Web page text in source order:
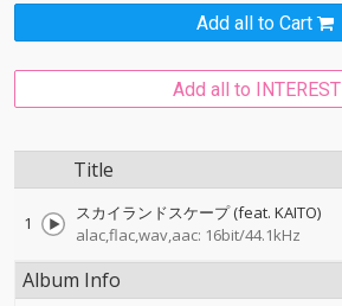
Add all to Cart
Add all to INTEREST
Title
1
スカイランドスケープ (feat. KAITO)
alac,flac,wav,aac: 16bit/44.1kHz
Album Info